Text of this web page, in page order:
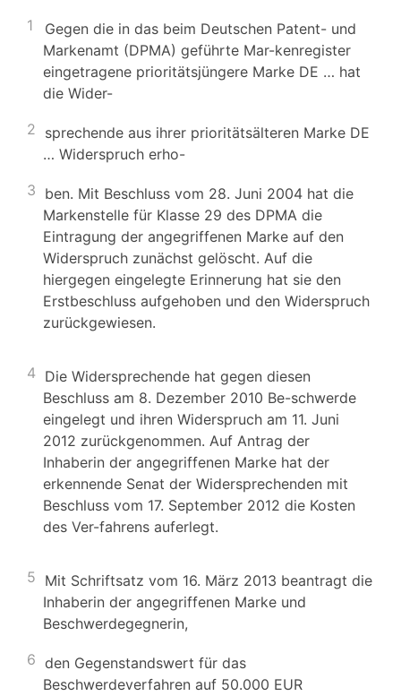
1
Gegen die in das beim Deutschen Patent- und
Markenamt (DPMA) geführte Mar-kenregister
eingetragene prioritätsjüngere Marke DE … hat
die Wider-
2 sprechende aus ihrer prioritätsälteren Marke DE
… Widerspruch erho-
3 ben. Mit Beschluss vom 28. Juni 2004 hat die
Markenstelle für Klasse 29 des DPMA die
Eintragung der angegriffenen Marke auf den
Widerspruch zunächst gelöscht. Auf die
hiergegen eingelegte Erinnerung hat sie den
Erstbeschluss aufgehoben und den Widerspruch
zurückgewiesen.
4 Die Widersprechende hat gegen diesen
Beschluss am 8. Dezember 2010 Be-schwerde
eingelegt und ihren Widerspruch am 11. Juni
2012 zurückgenommen. Auf Antrag der
Inhaberin der angegriffenen Marke hat der
erkennende Senat der Widersprechenden mit
Beschluss vom 17. September 2012 die Kosten
des Ver-fahrens auferlegt.
5 Mit Schriftsatz vom 16. März 2013 beantragt die
Inhaberin der angegriffenen Marke und
Beschwerdegegnerin,
6 den Gegenstandswert für das
Beschwerdeverfahren auf 50.000 EUR